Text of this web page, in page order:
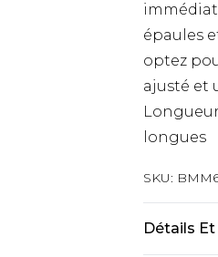
épaules
optez
ajusté et
longues
SKU:
Détails